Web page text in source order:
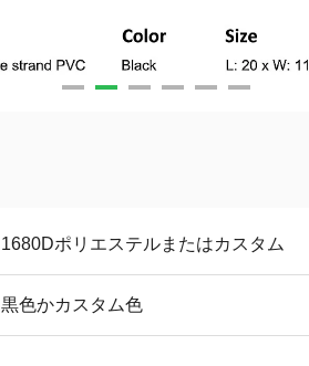
1680Dポリエステルまたはカスタム
黒色かカスタム色